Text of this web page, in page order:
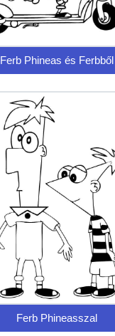
Ferb Phineas és Ferbből
Ferb Phineasszal